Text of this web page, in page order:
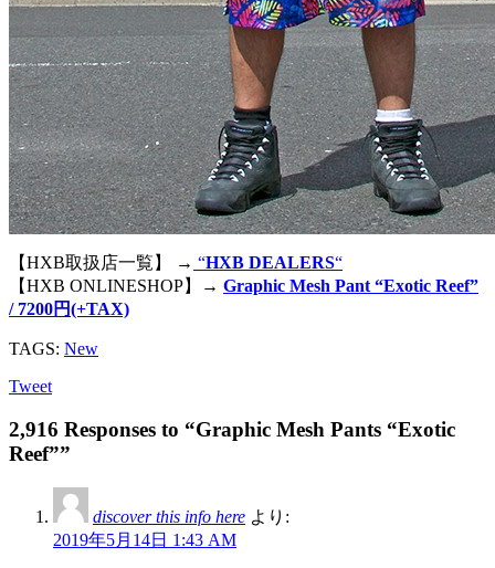
【HXB取扱店一覧】 → “HXB DEALERS“
【HXB ONLINESHOP】→ Graphic Mesh Pant “Exotic Reef”
/ 7200円(+TAX)
TAGS: New
Tweet
2,916 Responses to “Graphic Mesh Pants “Exotic
Reef””
discover this info here より:
2019年5月14日 1:43 AM